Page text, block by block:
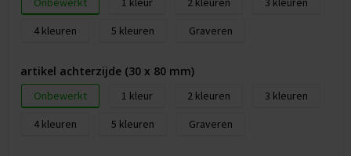
4
5 Graveren
artikel achterzijde (30 x 80 mm)
Onbewerkt 1 2
3
4
5 Graveren